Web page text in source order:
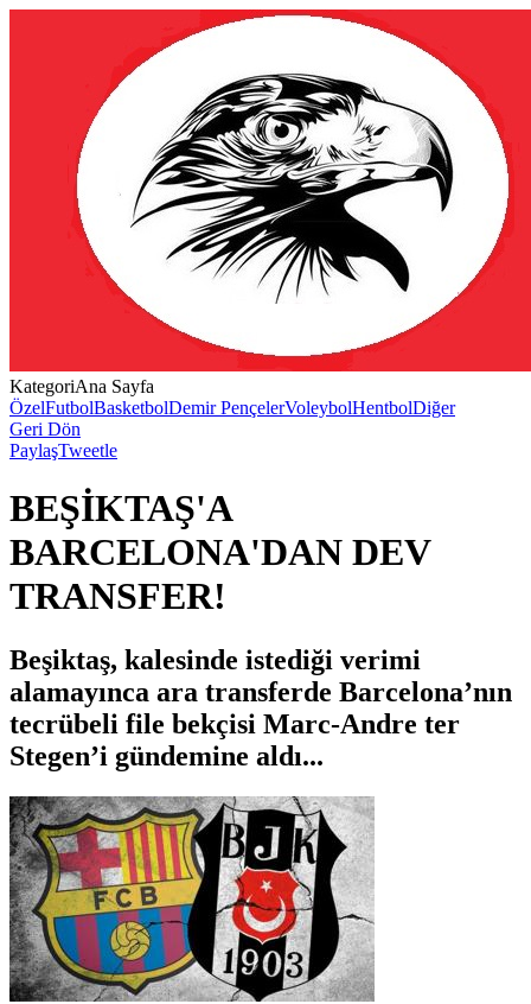
KategoriAna Sayfa
ÖzelFutbolBasketbolDemir PençelerVoleybolHentbolDiğer
Geri Dön
PaylaşTweetle
BEŞİKTAŞ'A
BARCELONA'DAN DEV
TRANSFER!
Beşiktaş, kalesinde istediği verimi
alamayınca ara transferde Barcelona’nın
tecrübeli file bekçisi Marc-Andre ter
Stegen’i gündemine aldı...